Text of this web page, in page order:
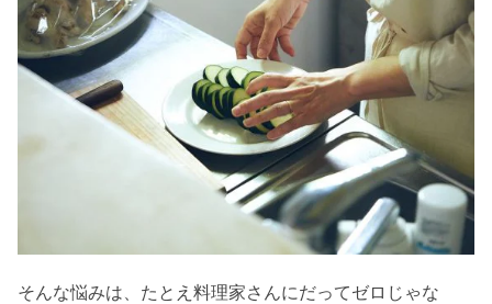
そんな悩みは、たとえ料理家さんにだってゼロじゃな